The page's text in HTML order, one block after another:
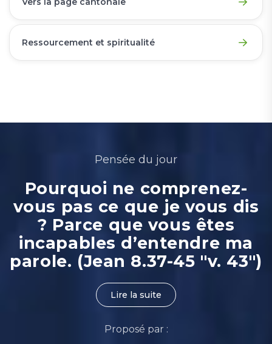
Ressourcement et spiritualité
Pensée du jour
Pourquoi ne comprenez-
vous pas ce que je vous dis
? Parce que vous êtes
incapables d’entendre ma
parole. (Jean 8.37-45 "v. 43")
Lire la suite
Proposé par :